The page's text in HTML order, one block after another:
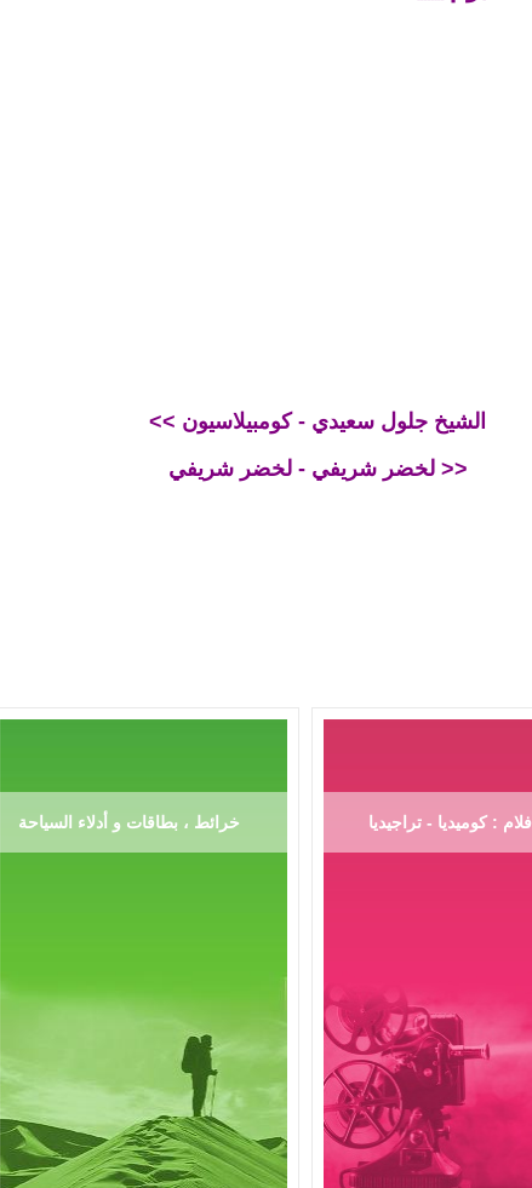
<< الشيخ جلول سعيدي - كومبيلاسيون
لخضر شريفي - لخضر شريفي >>
خرائط ، بطاقات و أدلاء السياحة أفلام : كوميديا - تراجيديا